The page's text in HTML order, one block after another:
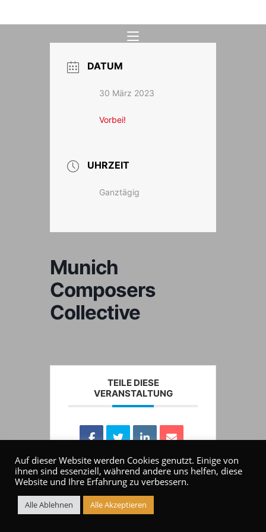
Inhalt
DATUM
30 März 2023
Vorbei!
UHRZEIT
Ganztägig
Munich
Composers
Collective
TEILE DIESE
VERANSTALTUNG
Auf dieser Website werden Cookies genutzt. Einige von
ihnen sind essenziell, während andere uns helfen, diese
Website und Ihre Erfahrung zu verbessern.
Alle Ablehnen Alle Akzeptieren